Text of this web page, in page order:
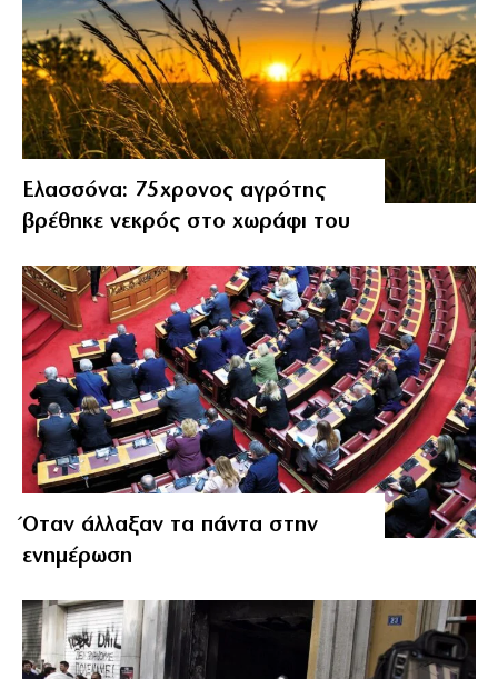
Ελασσόνα: 75χρονος αγρότης
βρέθηκε νεκρός στο χωράφι του
Όταν άλλαξαν τα πάντα στην
ενημέρωση